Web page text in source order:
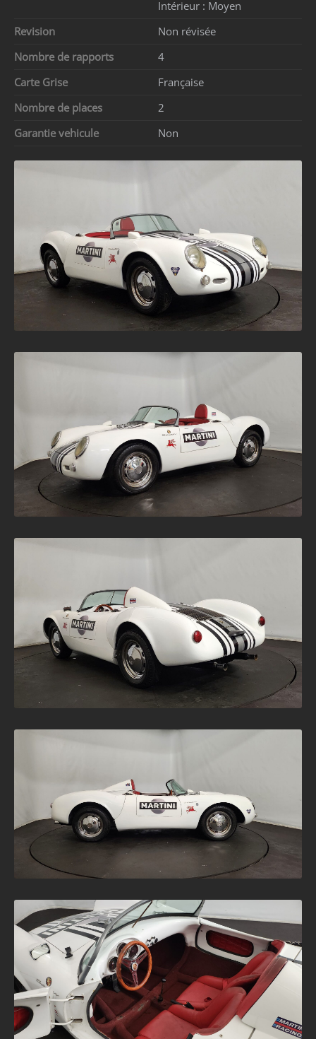
Intérieur : Moyen
Revision
Non révisée
Nombre de rapports
4
Carte Grise
Française
Nombre de places
2
Garantie vehicule
Non